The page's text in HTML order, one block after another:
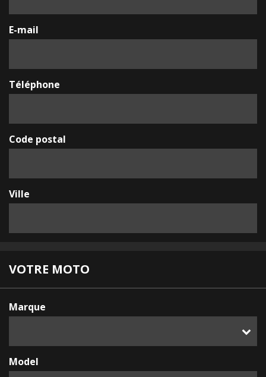
E-mail
Téléphone
Code postal
Ville
VOTRE MOTO
Marque
Model